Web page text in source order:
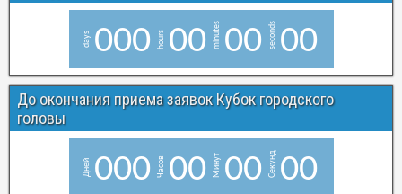
days 000 hours 00 minutes 00 seconds 00
До окончания приема заявок Кубок городского
головы
Дней 000 Часов 00 Минут00 Секунд00